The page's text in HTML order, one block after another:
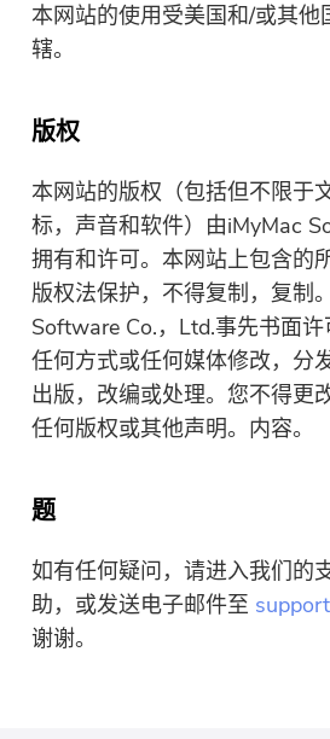
本网站的使用受美国和/或其他
辖。
版权
本网站的版权（包括但不限于
标，声音和软件）由iMyMac
拥有和许可。本网站上包含的
版权法保护，不得复制，复制
Software Co.，Ltd.事先书面许
任何方式或任何媒体修改，分
出版，改编或处理。您不得更
任何版权或其他声明。内容。
题
如有任何疑问，请进入我们的
助，或发送电子邮件至
谢谢。
感谢您的订阅！
感谢您的订阅
下载链接和优惠券代码
电子邮件
以点击按钮直接购
立即购买